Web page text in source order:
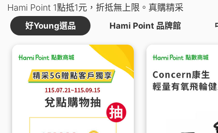
Hami Point 1點抵1元，折抵無上限。真購精采
好Young選品 Hami Point 品牌館